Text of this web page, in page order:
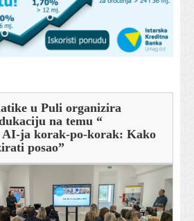
u Puli organizira
na temu “
AI-ja korak-po-korak: Kako
posao”